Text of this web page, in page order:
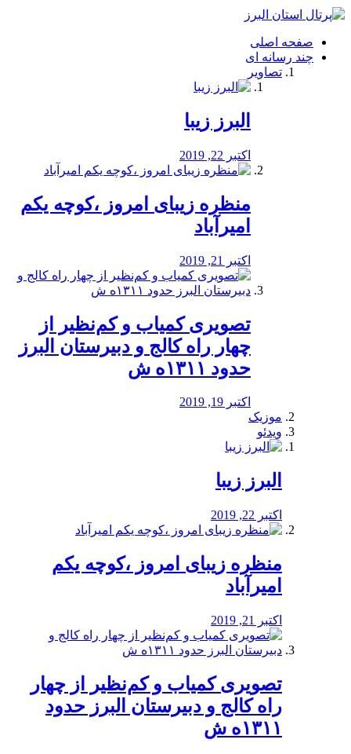
فصد
شرق
تهران
خشکشویی
صفحه اصلی
چند رسانه ای
تصاویر
البرز زیبا
اکتبر 22, 2019
منظره‌‌ زیبای امروز ،کوچه یکم
امیرآباد
اکتبر 21, 2019
️تصویری کمیاب و کم‌نظیر از
چهار راه كالج و دبيرستان البرز
حدود ۱۳۱۱ه ش
اکتبر 19, 2019
موزیک
ویدئو
البرز زیبا
اکتبر 22, 2019
منظره‌‌ زیبای امروز ،کوچه یکم
امیرآباد
اکتبر 21, 2019
️تصویری کمیاب و کم‌نظیر از چهار
راه كالج و دبيرستان البرز حدود
۱۳۱۱ه ش